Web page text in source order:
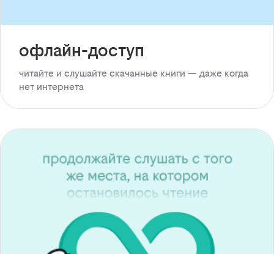
офлайн-доступ
читайте и слушайте скачанные книги — даже когда
нет интернета